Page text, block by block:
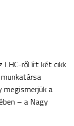
LHC-ről írt két cikk
megismerjük a
– a Nagy